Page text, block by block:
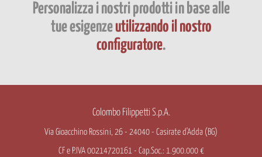
Personalizza i nostri prodotti in base alle
tue esigenzeutilizzando il nostro
configuratore.
Colombo Filippetti S.p.A.
Via Gioacchino Rossini, 26 - 24040 - Casirate d'Adda (BG)
CF e P.IVA 00214720161 - Cap.Soc.: 1.900.000 €